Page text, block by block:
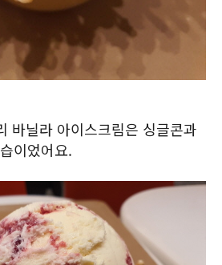
바닐라 아이스크림은 싱글콘과
이었어요.